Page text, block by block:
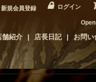
新規会員登録 ログイン
舗紹介 店長日記 お問い